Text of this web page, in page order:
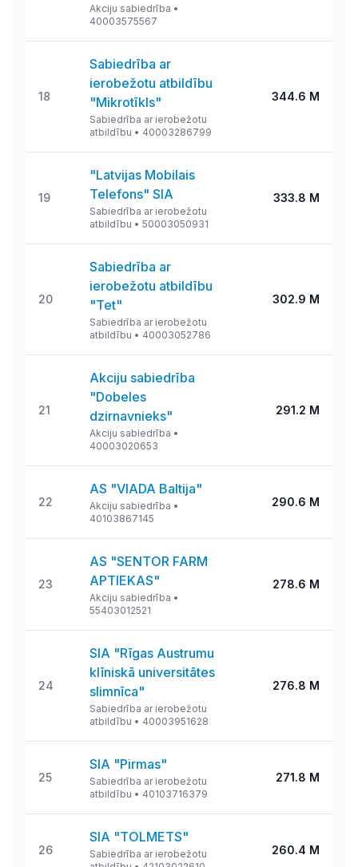
Akciju sabiedrība •
40003575567
18
Sabiedrība ar
ierobežotu atbildību
"Mikrotīkls"
Sabiedrība ar ierobežotu
atbildību • 40003286799
344.6 M
19
"Latvijas Mobilais
Telefons" SIA
Sabiedrība ar ierobežotu
atbildību • 50003050931
333.8 M
20
Sabiedrība ar
ierobežotu atbildību
"Tet"
Sabiedrība ar ierobežotu
atbildību • 40003052786
302.9 M
21
Akciju sabiedrība
"Dobeles
dzirnavnieks"
Akciju sabiedrība •
40003020653
291.2 M
22
AS "VIADA Baltija"
Akciju sabiedrība •
40103867145
290.6 M
23
AS "SENTOR FARM
APTIEKAS"
Akciju sabiedrība •
55403012521
278.6 M
24
SIA "Rīgas Austrumu
klīniskā universitātes
slimnīca"
Sabiedrība ar ierobežotu
atbildību • 40003951628
276.8 M
25
SIA "Pirmas"
Sabiedrība ar ierobežotu
atbildību • 40103716379
271.8 M
26
SIA "TOLMETS"
Sabiedrība ar ierobežotu
260.4 M